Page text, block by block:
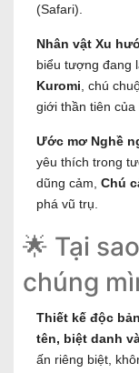
(Safari).
Nhân vật Xu
biểu tượng đang
Kuromi , chú
giới thần tiên của
Ước mơ Nghề
yêu thích trong
dũng cảm, Chú
phá vũ trụ.
🌟 Tại
chúng
Thiết kế độc
tên, biệt danh
ấn riêng biệt,